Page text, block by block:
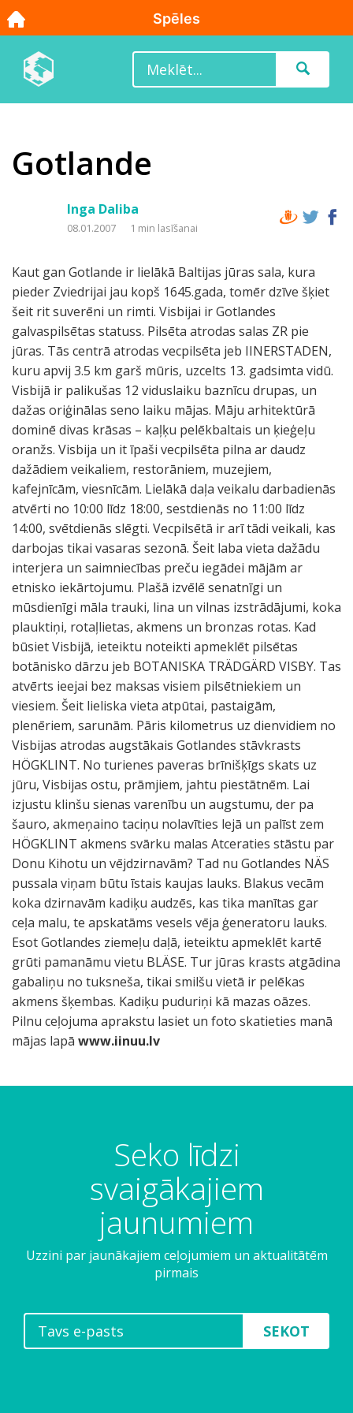
Gotlande
Inga Daliba
08.01.2007 1 min lasīšanai
Kaut gan Gotlande ir lielākā Baltijas jūras sala, kura
pieder Zviedrijai jau kopš 1645.gada, tomēr dzīve šķiet
šeit rit suverēni un rimti. Visbijai ir Gotlandes
galvaspilsētas statuss. Pilsēta atrodas salas ZR pie
jūras. Tās centrā atrodas vecpilsēta jeb IINERSTADEN,
kuru apvij 3.5 km garš mūris, uzcelts 13. gadsimta vidū.
Visbijā ir palikušas 12 viduslaiku baznīcu drupas, un
dažas oriģinālas seno laiku mājas. Māju arhitektūrā
dominē divas krāsas – kaļķu pelēkbaltais un ķieģeļu
oranžs. Visbija un it īpaši vecpilsēta pilna ar daudz
dažādiem veikaliem, restorāniem, muzejiem,
kafejnīcām, viesnīcām. Lielākā daļa veikalu darbadienās
atvērti no 10:00 līdz 18:00, sestdienās no 11:00 līdz
14:00, svētdienās slēgti. Vecpilsētā ir arī tādi veikali, kas
darbojas tikai vasaras sezonā. Šeit laba vieta dažādu
interjera un saimniecības preču iegādei mājām ar
etnisko iekārtojumu. Plašā izvēlē senatnīgi un
mūsdienīgi māla trauki, lina un vilnas izstrādājumi, koka
plauktiņi, rotaļlietas, akmens un bronzas rotas. Kad
būsiet Visbijā, ieteiktu noteikti apmeklēt pilsētas
botānisko dārzu jeb BOTANISKA TRÄDGÄRD VISBY. Tas
atvērts ieejai bez maksas visiem pilsētniekiem un
viesiem. Šeit lieliska vieta atpūtai, pastaigām,
plenēriem, sarunām. Pāris kilometrus uz dienvidiem no
Visbijas atrodas augstākais Gotlandes stāvkrasts
HÖGKLINT. No turienes paveras brīnišķīgs skats uz
jūru, Visbijas ostu, prāmjiem, jahtu piestātnēm. Lai
izjustu klinšu sienas varenību un augstumu, der pa
šauro, akmeņaino taciņu nolavīties lejā un palīst zem
HÖGKLINT akmens svārku malas Atceraties stāstu par
Donu Kihotu un vējdzirnavām? Tad nu Gotlandes NÄS
pussala viņam būtu īstais kaujas lauks. Blakus vecām
koka dzirnavām kadiķu audzēs, kas tika manītas gar
ceļa malu, te apskatāms vesels vēja ģeneratoru lauks.
Esot Gotlandes ziemeļu daļā, ieteiktu apmeklēt kartē
grūti pamanāmu vietu BLÄSE. Tur jūras krasts atgādina
gabaliņu no tuksneša, tikai smilšu vietā ir pelēkas
akmens šķembas. Kadiķu puduriņi kā mazas oāzes.
Pilnu ceļojuma aprakstu lasiet un foto skatieties manā
mājas lapā www.iinuu.lv
Seko līdzi
svaigākajiem
jaunumiem
Uzzini par jaunākajiem ceļojumiem un aktualitātēm
pirmais
SEKOT